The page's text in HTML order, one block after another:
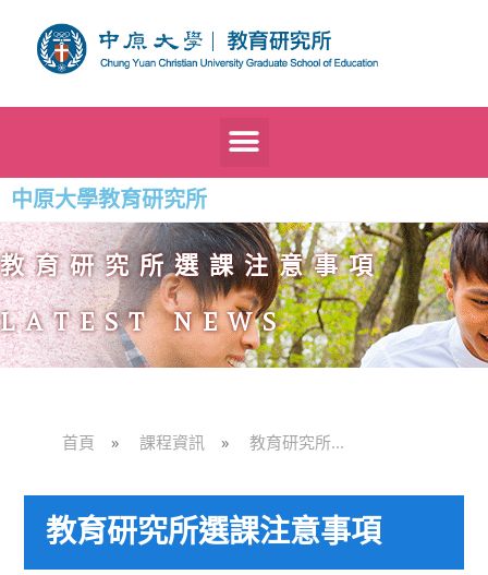
中原大學教育研究所
教育研究所選課注意事項
LATEST NEWS
首頁 » 課程資訊 » 教育研究所...
教育研究所選課注意事項